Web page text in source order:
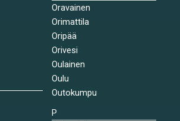
Oravainen
Orimattila
Oripää
Orivesi
Oulainen
Oulu
Outokumpu
P